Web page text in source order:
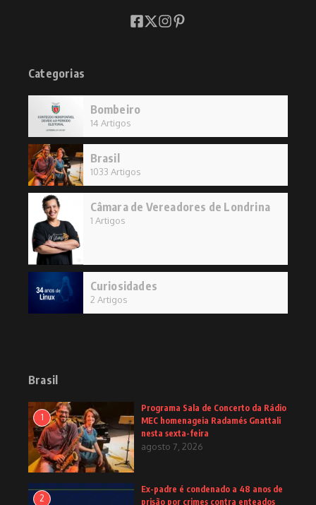
Categorias
Bombeiro
14 Artigos
Brasil
1033 Artigos
Câmara de Vereadores de Londrina
1 Artigos
Curiosidades
2 Artigos
Brasil
1
Programa Sala de Concerto da Rádio
MEC homenageia Radamés Gnattali
nesta sexta-feira
agosto 7, 2026
2
Ex-padre é condenado a 48 anos de
prisão por crimes contra enteados